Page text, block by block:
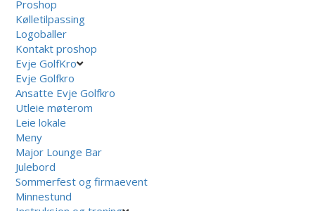
Proshop
Kølletilpassing
Logoballer
Kontakt proshop
Evje GolfKro
Evje Golfkro
Ansatte Evje Golfkro
Utleie møterom
Leie lokale
Meny
Major Lounge Bar
Julebord
Sommerfest og firmaevent
Minnestund